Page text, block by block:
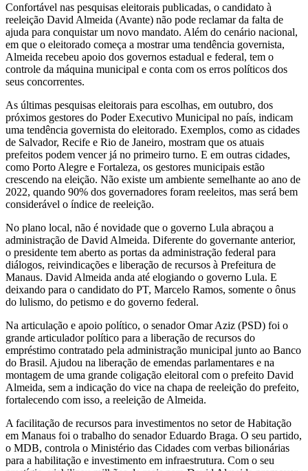
Confortável nas pesquisas eleitorais publicadas, o candidato à
reeleição David Almeida (Avante) não pode reclamar da falta de
ajuda para conquistar um novo mandato. Além do cenário nacional,
em que o eleitorado começa a mostrar uma tendência governista,
Almeida recebeu apoio dos governos estadual e federal, tem o
controle da máquina municipal e conta com os erros políticos dos
seus concorrentes.
As últimas pesquisas eleitorais para escolhas, em outubro, dos
próximos gestores do Poder Executivo Municipal no país, indicam
uma tendência governista do eleitorado. Exemplos, como as cidades
de Salvador, Recife e Rio de Janeiro, mostram que os atuais
prefeitos podem vencer já no primeiro turno. E em outras cidades,
como Porto Alegre e Fortaleza, os gestores municipais estão
crescendo na eleição. Não existe um ambiente semelhante ao ano de
2022, quando 90% dos governadores foram reeleitos, mas será bem
considerável o índice de reeleição.
No plano local, não é novidade que o governo Lula abraçou a
administração de David Almeida. Diferente do governante anterior,
o presidente tem aberto as portas da administração federal para
diálogos, reivindicações e liberação de recursos à Prefeitura de
Manaus. David Almeida anda até elogiando o governo Lula. E
deixando para o candidato do PT, Marcelo Ramos, somente o ônus
do lulismo, do petismo e do governo federal.
Na articulação e apoio político, o senador Omar Aziz (PSD) foi o
grande articulador político para a liberação de recursos do
empréstimo contratado pela administração municipal junto ao Banco
do Brasil. Ajudou na liberação de emendas parlamentares e na
montagem de uma grande coligação eleitoral com o prefeito David
Almeida, sem a indicação do vice na chapa de reeleição do prefeito,
fortalecendo com isso, a reeleição de Almeida.
A facilitação de recursos para investimentos no setor de Habitação
em Manaus foi o trabalho do senador Eduardo Braga. O seu partido,
o MDB, controla o Ministério das Cidades com verbas bilionárias
para a habilitação e investimento em infraestrutura. Com o seu